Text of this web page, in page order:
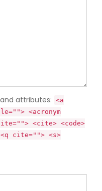
attributes: <a
<acronym
<cite> <code>
cite=""> <s>